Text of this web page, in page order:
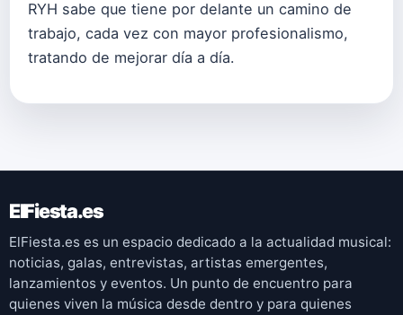
RYH sabe que tiene por delante un camino de
trabajo, cada vez con mayor profesionalismo,
tratando de mejorar día a día.
ElFiesta.es
ElFiesta.es es un espacio dedicado a la actualidad musical:
noticias, galas, entrevistas, artistas emergentes,
lanzamientos y eventos. Un punto de encuentro para
quienes viven la música desde dentro y para quienes